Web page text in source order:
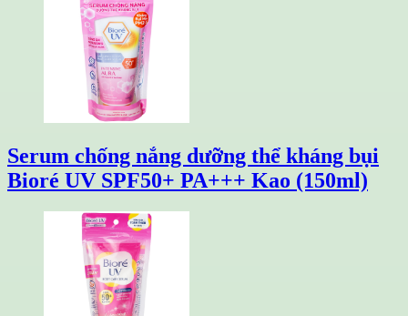
Serum chống nắng dưỡng thể kháng bụi
Bioré UV SPF50+ PA+++ Kao (150ml)